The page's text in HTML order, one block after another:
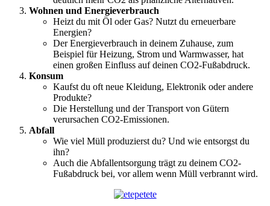
Wohnen und Energieverbrauch
Heizt du mit Öl oder Gas? Nutzt du erneuerbare
Energien?
Der Energieverbrauch in deinem Zuhause, zum
Beispiel für Heizung, Strom und Warmwasser, hat
einen großen Einfluss auf deinen CO2-Fußabdruck.
Konsum
Kaufst du oft neue Kleidung, Elektronik oder andere
Produkte?
Die Herstellung und der Transport von Gütern
verursachen CO2-Emissionen.
Abfall
Wie viel Müll produzierst du? Und wie entsorgst du
ihn?
Auch die Abfallentsorgung trägt zu deinem CO2-
Fußabdruck bei, vor allem wenn Müll verbrannt wird.